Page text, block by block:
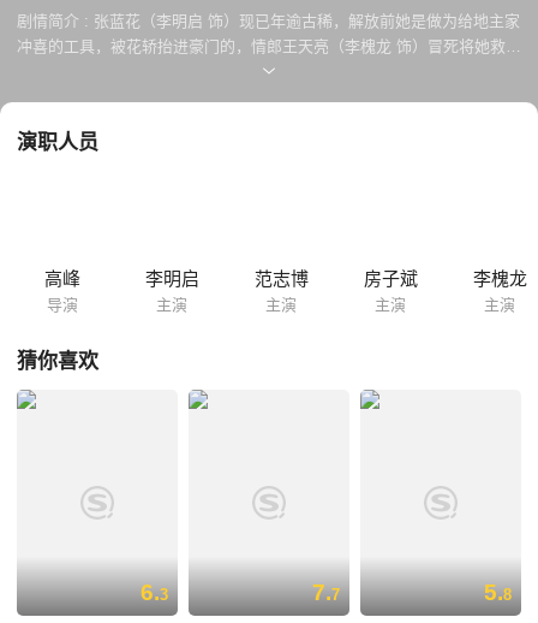
剧情简介 : 张蓝花（李明启 饰）现已年逾古稀，解放前她是做为给地主家
冲喜的工具，被花轿抬进豪门的，情郎王天亮（李槐龙 饰）冒死将她救
出，然后参加了解放军，从此杳无音讯。如今，在美国的孙子王贵（李槐
志博 饰），并不顾她强烈反对，硬是在黄河岸边拜了堂，她真不想孙子也
演职人员
高峰
导演
李明启
主演
范志博
主演
房子斌
主演
李槐龙
主演
猜你喜欢
6.3 7.7 5.8